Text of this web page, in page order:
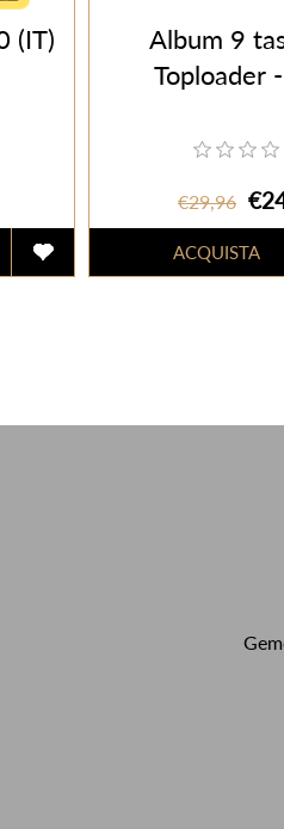
(IT)
Album 9
Toploader
€29,96